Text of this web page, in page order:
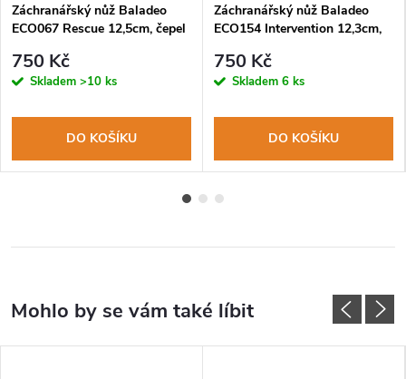
Záchranářský nůž Baladeo
ECO067 Rescue 12,5cm, čepel
ocel+G10, látkový obal
750 Kč
Skladem >10 ks
DO KOŠÍKU
Záchranářský nůž Baladeo
ECO154 Intervention 12,3cm,
rukojeť
750 Kč
Skladem 6 ks
DO KOŠÍKU